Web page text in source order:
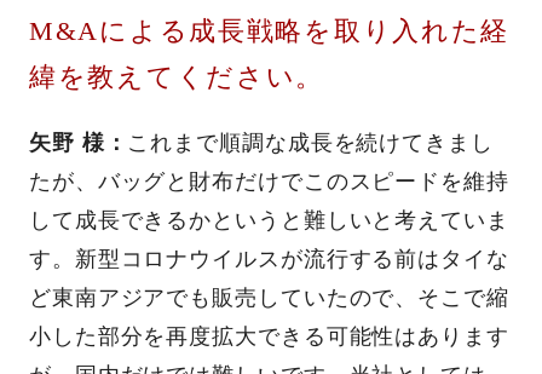
M&Aによる成長戦略を取り入れた経
緯を教えてください。
矢野 様： これまで順調な成長を続けてきまし
たが、バッグと財布だけでこのスピードを維持
して成長できるかというと難しいと考えていま
す。新型コロナウイルスが流行する前はタイな
ど東南アジアでも販売していたので、そこで縮
小した部分を再度拡大できる可能性はあります